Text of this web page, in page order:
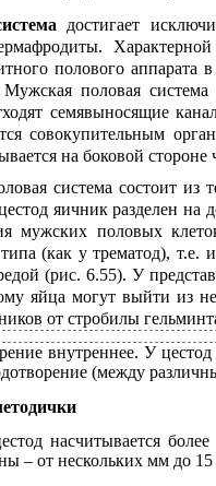
достигает
полового аппарата
Мужская половая
семявыносящие
совокупительным
на боковой
система состоит из
яичник разделен на
мужских половых
(как у трематод), т.е.
(рис. 6.55). У
яйца могут выйти из
от стробилы
внутреннее. У
(между
насчитывается
– от нескольких мм до